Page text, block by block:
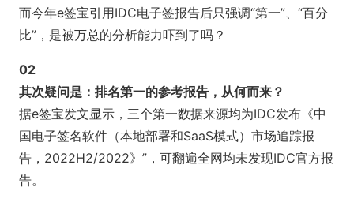
而今年e签宝引用IDC电子签报告后只强调“第一”、“百分
比”，是被万总的分析能力吓到了吗？
02
其次疑问是：排名第一的参考报告，从何而来？
据e签宝发文显示，三个第一数据来源均为IDC发布《中
国电子签名软件（本地部署和SaaS模式）市场追踪报
告，2022H2/2022》”，可翻遍全网均未发现IDC官方报
告。